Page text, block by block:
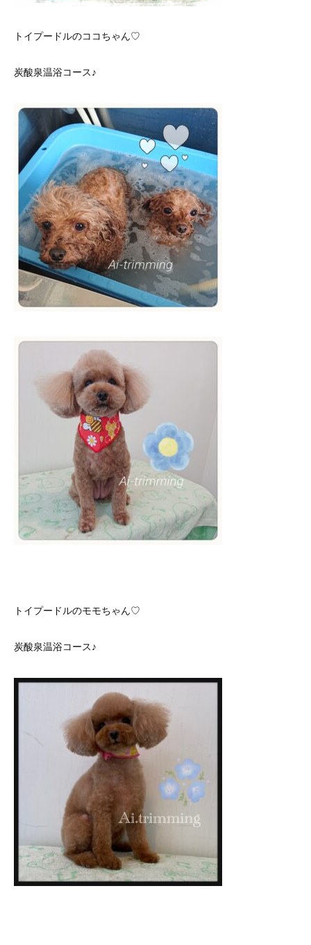
トイプードルのココちゃん♡
炭酸泉温浴コース♪
トイプードルのモモちゃん♡
炭酸泉温浴コース♪